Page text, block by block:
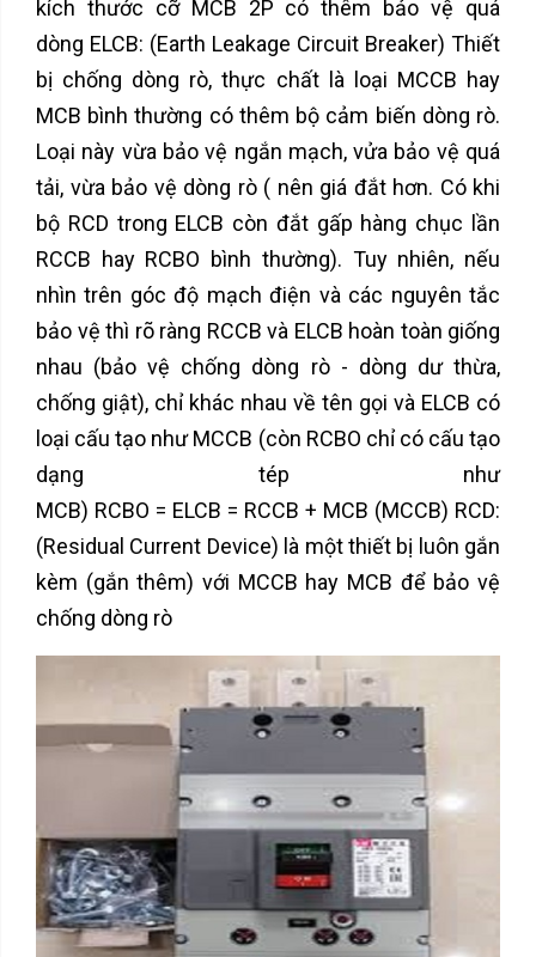
kích thước cỡ MCB 2P có thêm bảo vệ quá
dòng ELCB: (Earth Leakage Circuit Breaker) Thiết
bị chống dòng rò, thực chất là loại MCCB hay
MCB bình thường có thêm bộ cảm biến dòng rò.
Loại này vừa bảo vệ ngắn mạch, vửa bảo vệ quá
tải, vừa bảo vệ dòng rò ( nên giá đắt hơn. Có khi
bộ RCD trong ELCB còn đắt gấp hàng chục lần
RCCB hay RCBO bình thường). Tuy nhiên, nếu
nhìn trên góc độ mạch điện và các nguyên tắc
bảo vệ thì rõ ràng RCCB và ELCB hoàn toàn giống
nhau (bảo vệ chống dòng rò - dòng dư thừa,
chống giật), chỉ khác nhau về tên gọi và ELCB có
loại cấu tạo như MCCB (còn RCBO chỉ có cấu tạo
dạng tép như
MCB) RCBO = ELCB = RCCB + MCB (MCCB) RCD:
(Residual Current Device) là một thiết bị luôn gắn
kèm (gắn thêm) với MCCB hay MCB để bảo vệ
chống dòng rò